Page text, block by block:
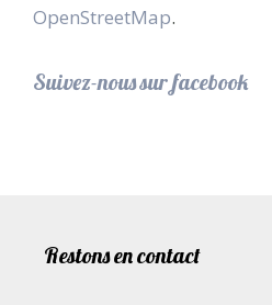
OpenStreetMap.
Suivez-nous sur facebook
Restons en contact